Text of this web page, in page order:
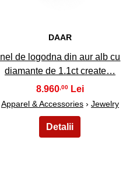
DAAR
Inel de logodna din aur alb cu
diamante de 1.1ct create…
8.960,00
Apparel & Accessories› Jewelry